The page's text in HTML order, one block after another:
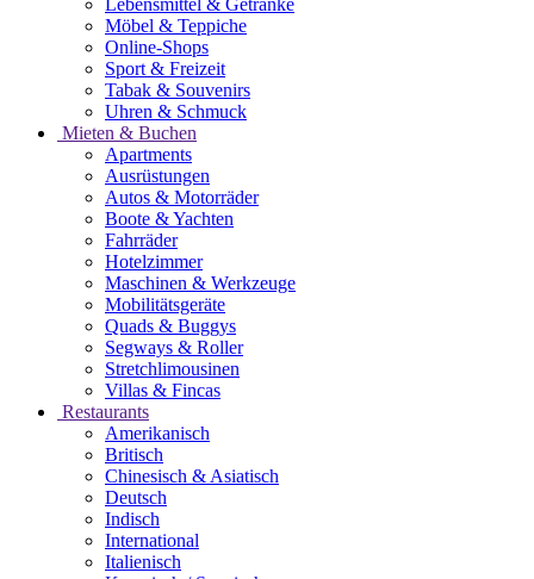
Lebensmittel & Getränke
Möbel & Teppiche
Online-Shops
Sport & Freizeit
Tabak & Souvenirs
Uhren & Schmuck
Mieten & Buchen
Apartments
Ausrüstungen
Autos & Motorräder
Boote & Yachten
Fahrräder
Hotelzimmer
Maschinen & Werkzeuge
Mobilitätsgeräte
Quads & Buggys
Segways & Roller
Stretchlimousinen
Villas & Fincas
Restaurants
Amerikanisch
Britisch
Chinesisch & Asiatisch
Deutsch
Indisch
International
Italienisch